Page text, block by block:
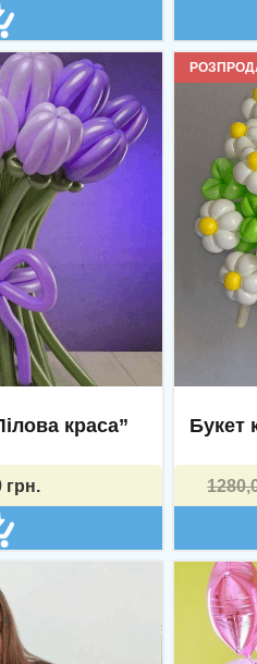
520,00
399,00
краса”
грн.
Букет
999,00